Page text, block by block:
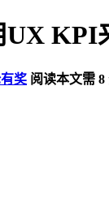
KPI
奖 阅读本文需 8